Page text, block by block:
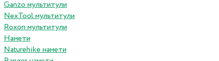
Ganzo мультитули
NexTool мультитули
Roxon мультитули
Намети
Naturehike намети